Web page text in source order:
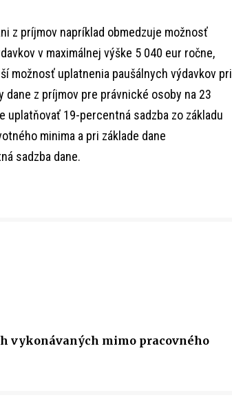
z príjmov napríklad obmedzuje možnosť
v maximálnej výške 5 040 eur ročne,
možnosť uplatnenia paušálnych výdavkov pri
z príjmov pre právnické osoby na 23
19-percentná sadzba zo základu
minima a pri základe dane
sadzba dane.
vykonávaných mimo pracovného